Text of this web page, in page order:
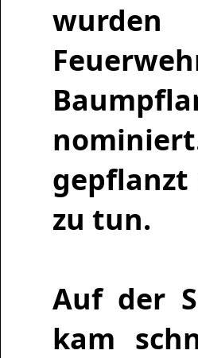
gepflanzt
zu tun.
Auf der
kam